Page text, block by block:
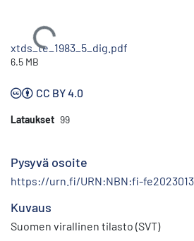
Ladataan...
xtds_te_1983_5_dig.pdf
6.5 MB
CC BY 4.0
Lataukset 99
Pysyvä osoite
https://urn.fi/URN:NBN:fi-
Kuvaus
Suomen virallinen tilasto (SVT)